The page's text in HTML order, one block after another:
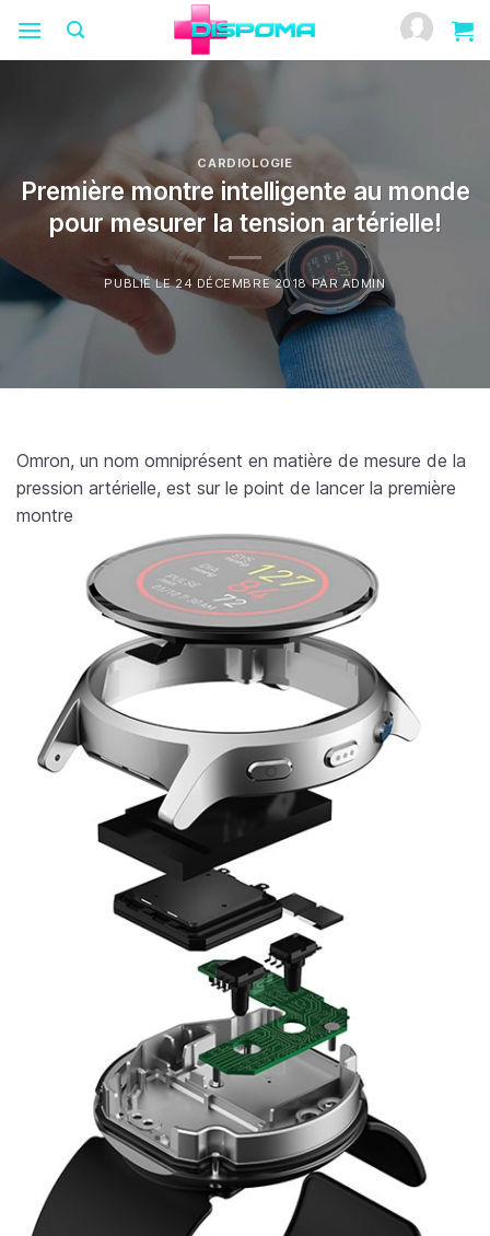
contenu
CARDIOLOGIE
Première montre intelligente au monde
pour mesurer la tension artérielle!
PUBLIÉ LE24 DÉCEMBRE 2018 PARADMIN
Omron, un nom omniprésent en matière de mesure de la
pression artérielle, est sur le point de lancer la première
montre